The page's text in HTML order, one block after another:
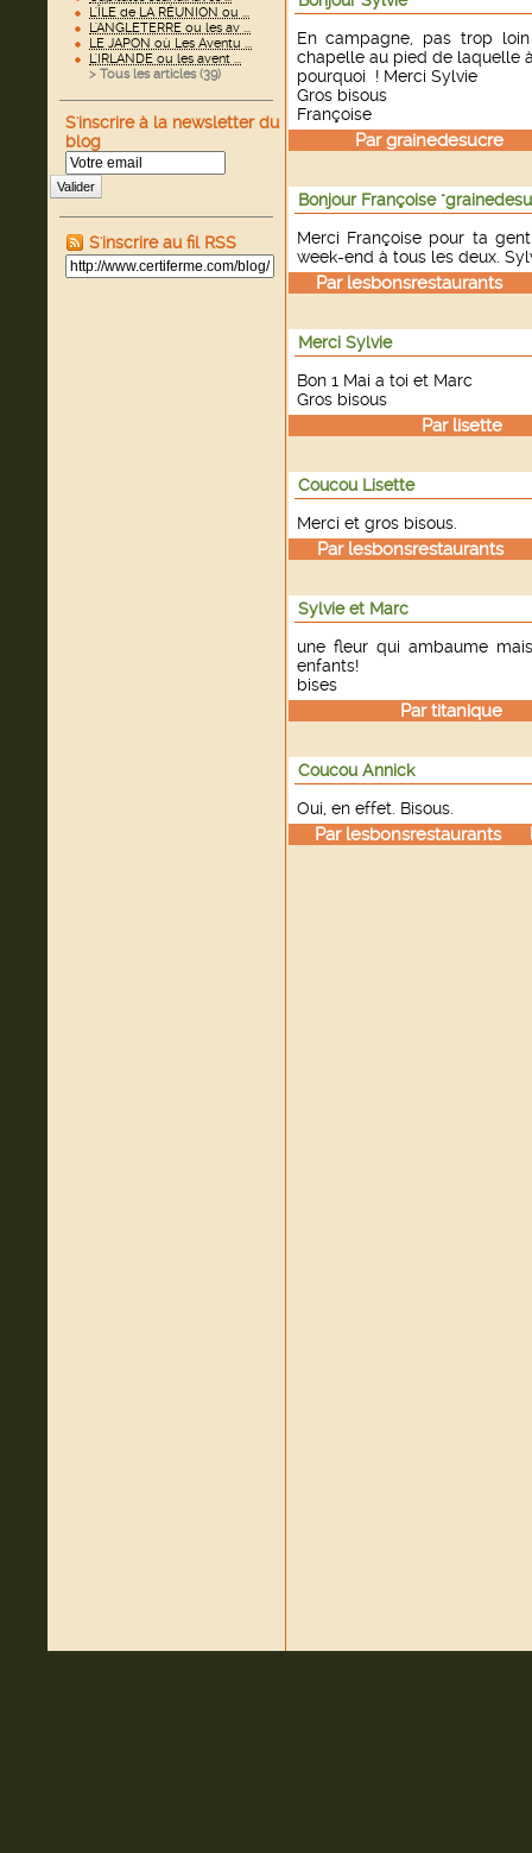
L'ÎLE de LA RÉUNION ou ...
L'ANGLETERRE ou les av ...
LE JAPON où Les Aventu ...
L'IRLANDE ou les avent ...
> Tous les articles (39)
S'inscrire à la newsletter du
blog
Valider
S'inscrire au fil RSS
En campagne, pas trop
chapelle au pied de laquelle
pourquoi ! Merci Sylvie
Gros bisous
Françoise
Pargrainedesucrele
Bonjour Françoise
Merci Françoise pour ta
week-end à tous les deux.
Par lesbonsrestaurantsle
Merci Sylvie
Bon 1 Mai a toi et Marc
Gros bisous
Par lisettele
Coucou Lisette
Merci et gros bisous.
Par lesbonsrestaurantsle
Sylvie et Marc
une fleur qui ambaume
enfants!
bises
Partitaniquele
Coucou Annick
Oui, en effet. Bisous.
Par lesbonsrestaurantsle